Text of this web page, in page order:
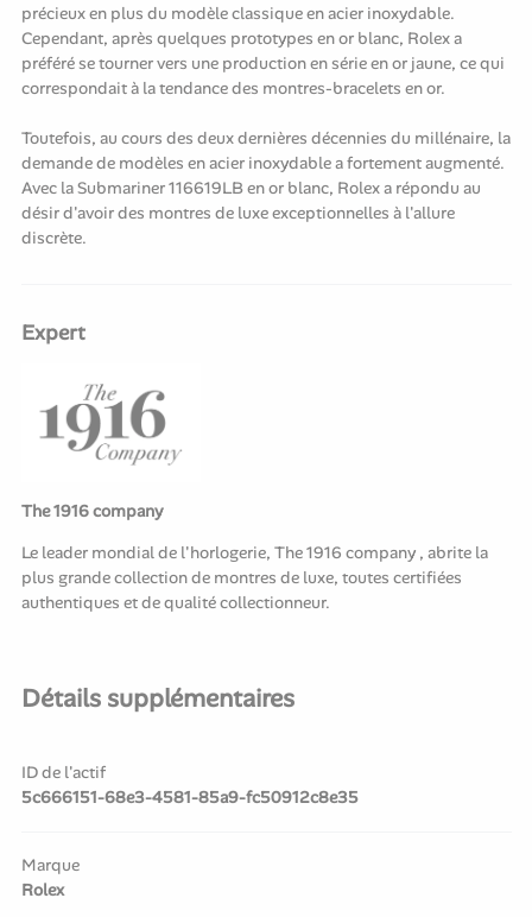
précieux en plus du modèle classique en acier inoxydable.
Cependant, après quelques prototypes en or blanc, Rolex a
préféré se tourner vers une production en série en or jaune, ce qui
correspondait à la tendance des montres-bracelets en or.
Toutefois, au cours des deux dernières décennies du millénaire, la
demande de modèles en acier inoxydable a fortement augmenté.
Avec la Submariner 116619LB en or blanc, Rolex a répondu au
désir d'avoir des montres de luxe exceptionnelles à l'allure
discrète.
Expert
The 1916 company
Le leader mondial de l'horlogerie, The 1916 company , abrite la
plus grande collection de montres de luxe, toutes certifiées
authentiques et de qualité collectionneur.
Détails supplémentaires
ID de l'actif
5c666151-68e3-4581-85a9-fc50912c8e35
Marque
Rolex